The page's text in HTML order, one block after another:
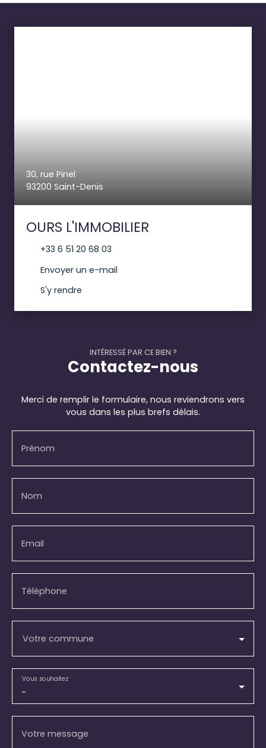
30, rue Pinel
93200 Saint-Denis
OURS L'IMMOBILIER
+33 6 51 20 68 03
Envoyer un e-mail
S'y rendre
INTÉRESSÉ PAR CE BIEN ?
Contactez-nous
Merci de remplir le formulaire, nous reviendrons vers
vous dans les plus brefs délais.
Prénom
Nom
Email
Téléphone
Votre commune
-
Vous souhaitez
Votre message